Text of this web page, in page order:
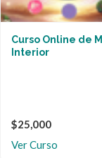
Curso Online de
Interior
$25,000
Ver Curso